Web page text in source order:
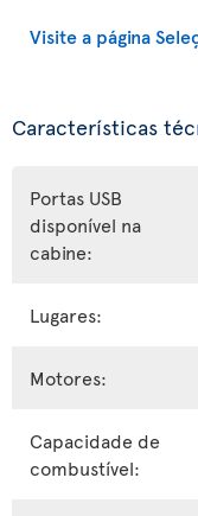
Visite a página
Características
Portas USB
disponível na
cabine:
Lugares:
Motores:
Capacidade de
combustível: